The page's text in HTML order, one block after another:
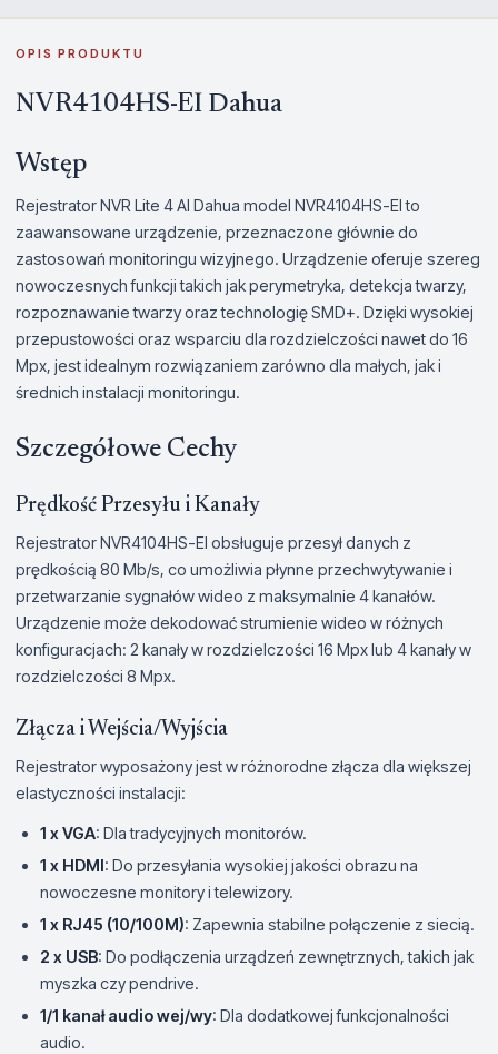
OPIS PRODUKTU
NVR4104HS-EI Dahua
Wstęp
Rejestrator NVR Lite 4 AI Dahua model NVR4104HS-EI to
zaawansowane urządzenie, przeznaczone głównie do
zastosowań monitoringu wizyjnego. Urządzenie oferuje szereg
nowoczesnych funkcji takich jak perymetryka, detekcja twarzy,
rozpoznawanie twarzy oraz technologię SMD+. Dzięki wysokiej
przepustowości oraz wsparciu dla rozdzielczości nawet do 16
Mpx, jest idealnym rozwiązaniem zarówno dla małych, jak i
średnich instalacji monitoringu.
Szczegółowe Cechy
Prędkość Przesyłu i Kanały
Rejestrator NVR4104HS-EI obsługuje przesył danych z
prędkością 80 Mb/s, co umożliwia płynne przechwytywanie i
przetwarzanie sygnałów wideo z maksymalnie 4 kanałów.
Urządzenie może dekodować strumienie wideo w różnych
konfiguracjach: 2 kanały w rozdzielczości 16 Mpx lub 4 kanały w
rozdzielczości 8 Mpx.
Złącza i Wejścia/Wyjścia
Rejestrator wyposażony jest w różnorodne złącza dla większej
elastyczności instalacji:
1 x VGA: Dla tradycyjnych monitorów.
1 x HDMI: Do przesyłania wysokiej jakości obrazu na
nowoczesne monitory i telewizory.
1 x RJ45 (10/100M): Zapewnia stabilne połączenie z siecią.
2 x USB: Do podłączenia urządzeń zewnętrznych, takich jak
myszka czy pendrive.
1/1 kanał audio wej/wy: Dla dodatkowej funkcjonalności
audio.